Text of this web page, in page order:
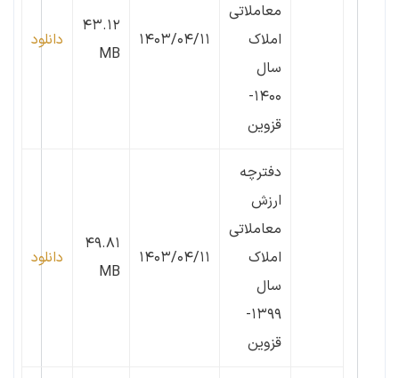
معاملاتی
املاک
سال
۱۴۰۰-
قزوین
۱۴۰۳/۰۴/۱۱
۴۳.۱۲
MB
دانلود
دفترچه
ارزش
معاملاتی
املاک
سال
۱۳۹۹-
قزوین
۱۴۰۳/۰۴/۱۱
۴۹.۸۱
MB
دانلود